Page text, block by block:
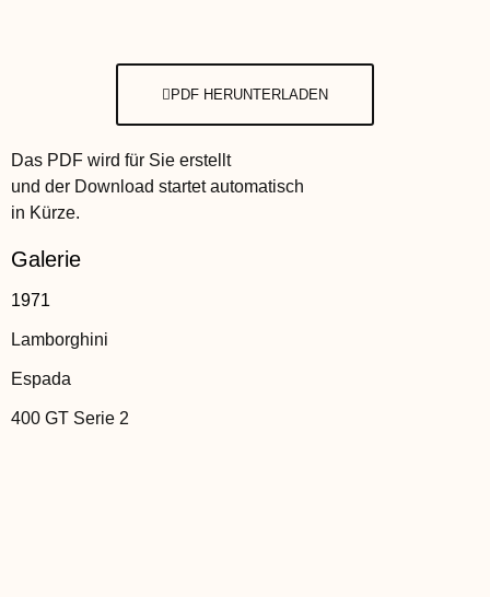
PDF HERUNTERLADEN
Das PDF wird für Sie erstellt
und der Download startet automatisch
in Kürze.
Galerie
1971
Lamborghini
Espada
400 GT Serie 2